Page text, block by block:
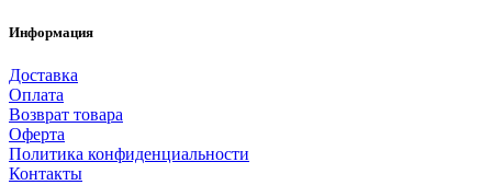
Информация
Доставка
Оплата
Возврат товара
Оферта
Политика конфиденциальности
Контакты